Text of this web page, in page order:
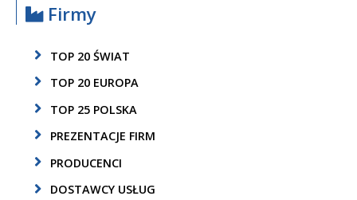
Firmy
TOP 20 ŚWIAT
TOP 20 EUROPA
TOP 25 POLSKA
PREZENTACJE FIRM
PRODUCENCI
DOSTAWCY USŁUG